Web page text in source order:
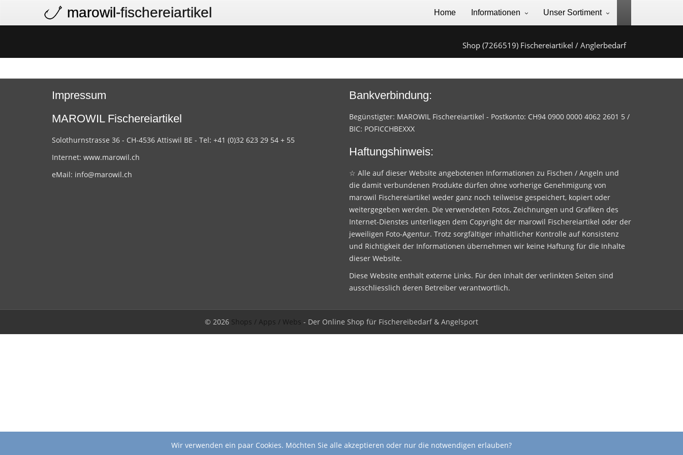
marowil-fischereiartikel Home Informationen Unser Sortiment
Shop (7266519) Fischereiartikel / Anglerbedarf
Impressum
MAROWIL Fischereiartikel
Solothurnstrasse 36 - CH-4536 Attiswil BE - Tel: +41 (0)32 623 29 54 + 55
Internet: www.marowil.ch
eMail: info@marowil.ch
Bankverbindung:
Begünstigter: MAROWIL Fischereiartikel - Postkonto: CH94 0900 0000 4062 2601 5 /
BIC: POFICCHBEXXX
Haftungshinweis:
☆ Alle auf dieser Website angebotenen Informationen zu Fischen / Angeln und
die damit verbundenen Produkte dürfen ohne vorherige Genehmigung von
marowil Fischereiartikel weder ganz noch teilweise gespeichert, kopiert oder
weitergegeben werden. Die verwendeten Fotos, Zeichnungen und Grafiken des
Internet-Dienstes unterliegen dem Copyright der marowil Fischereiartikel oder der
jeweiligen Foto-Agentur. Trotz sorgfältiger inhaltlicher Kontrolle auf Konsistenz
und Richtigkeit der Informationen übernehmen wir keine Haftung für die Inhalte
dieser Website.
Diese Website enthält externe Links. Für den Inhalt der verlinkten Seiten sind
ausschliesslich deren Betreiber verantwortlich.
© 2026 Shops / Apps / Webs - Der Online Shop für Fischereibedarf & Angelsport
Wir verwenden ein paar Cookies. Möchten Sie alle akzeptieren oder nur die notwendigen erlauben?